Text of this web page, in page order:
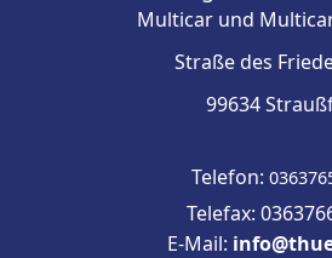
Multicar und
Straße des
99634
Telefon:
Telefax:
E-Mail: